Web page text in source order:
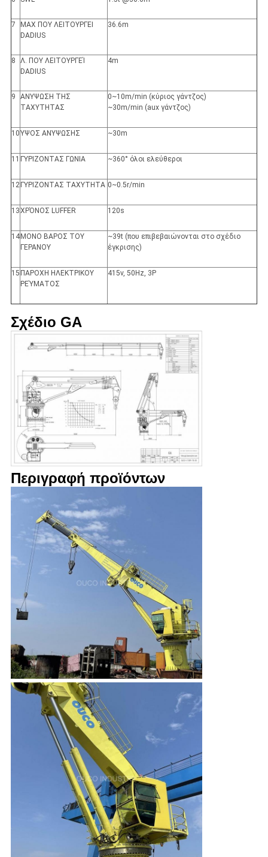
7
MAX ΠΟΥ ΛΕΙΤΟΥΡΓΕΙ
DADIUS
36.6m
8
Λ. ΠΟΥ ΛΕΙΤΟΥΡΓΕΊ
DADIUS
4m
9
ΑΝΥΨΩΣΗ ΤΗΣ
ΤΑΧΥΤΗΤΑΣ
0~10m/min (κύριος γάντζος)
~30m/min (aux γάντζος)
10ΥΨΟΣ ΑΝΥΨΩΣΗΣ ~30m
11 ΓΥΡΙΖΟΝΤΑΣ ΓΩΝΙΑ ~360° όλοι ελεύθεροι
12 ΓΥΡΙΖΟΝΤΑΣ ΤΑΧΥΤΗΤΑ 0~0.5r/min
13ΧΡΌΝΟΣ LUFFER 120s
14 ΜΟΝΟ ΒΑΡΟΣ ΤΟΥ
ΓΕΡΑΝΟΥ
~39t (που επιβεβαιώνονται στο σχέδιο
έγκρισης)
15 ΠΑΡΟΧΗ ΗΛΕΚΤΡΙΚΟΥ
ΡΕΎΜΑΤΟΣ
415v, 50Hz, 3P
Σχέδιο GA
Περιγραφή προϊόντων